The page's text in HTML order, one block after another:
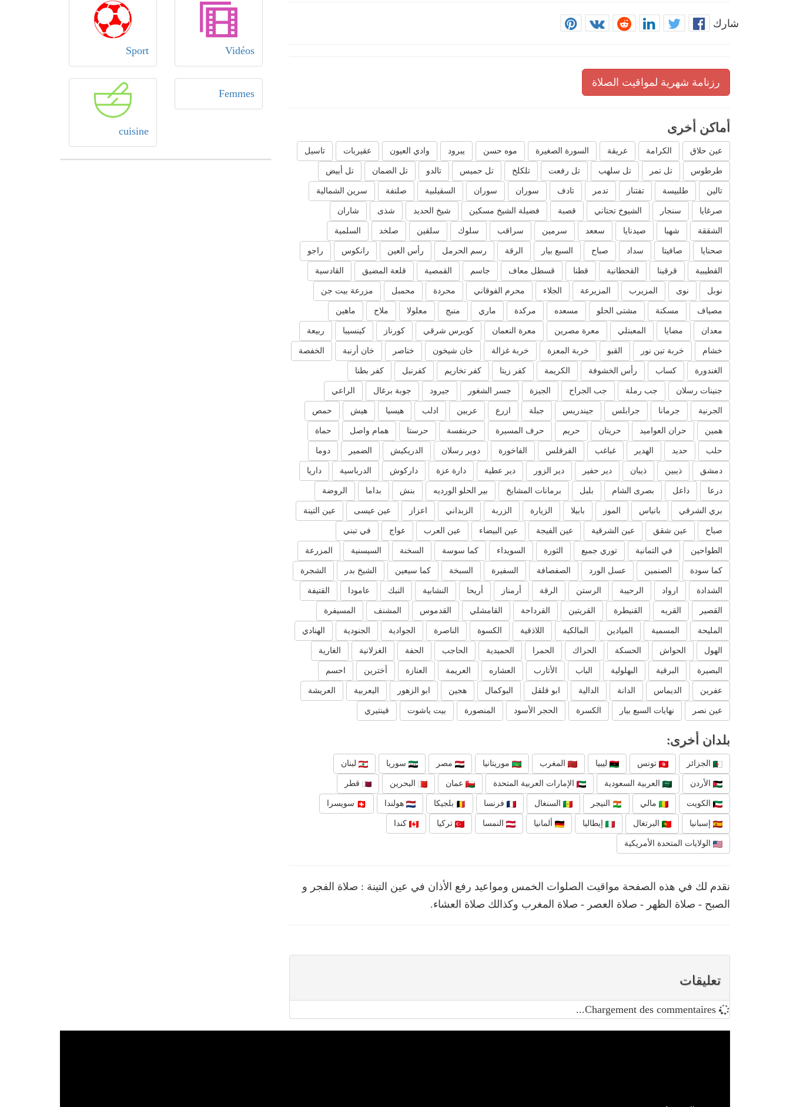
شارك
رزنامة شهرية لمواقيت الصلاة
أماكن أخرى
عين حلاق الكرامة عريقة السورة الصغيرة موه حسن يبرود وادي العيون عقيربات تاسيل
طرطوس تل تمر تل سلهب تل رفعت تلكلخ تل حميس تالدو تل الضمان تل أبيض
تالين طلبيسة تفتناز تدمر تادف سوران سوران السقيلبية صلنفة سرين الشمالية
صرغايا سنجار الشيوخ تحتاني قصبة فضيلة الشيخ مسكين شيخ الحديد شذى شاران
الشققة شهبا صيدنايا سععد سرمين سراقب سلوك سلقين صلخد السلمية
صحنايا صافيتا سداد صباح السبع بيار الرقة رسم الحرمل رأس العين رانكوس راجو
القطيبية قرقينا القحطانية قطنا قسطل معاف جاسم القمصية قلعة المضيق القادسية
نوبل نوى المزيرب المزيرعة الجلاء محرم الفوقاني محردة محمبل مزرعة بيت جن
مصياف مسكنة مشتى الحلو مسعده مركدة ماري منبج معلولا ملاح ماهين
معدان مضايا المعبتلي معرة مصرين معرة النعمان كويرس شرقي كورناز كينسيبا ربيعة
خشام خربة تين نور القبو خربة المعزة خربة غزالة خان شيخون خناصر خان أرنبة الخفصة
الغندورة كساب رأس الخشوفة الكريمة كفر زيتا كفر تخاريم كفرنبل كفر بطنا
جنينات رسلان جب رملة جب الجراح الجيزة جسر الشغور جيرود جوبة برغال الراعي
الجرنية جرمانا جرابلس جيندريس جبلة ازرع عربين ادلب هيسيا هيش حمص
همين حران العواميد حريتان حريم حرف المسيرة حربنفسة حرستا همام واصل حماة
حلب حديد الهدير غباغب الفرقلس الفاخورة دوير رسلان الدريكيش الضمير دوما
دمشق ذيبين ذيبان دير حفير دير الزور دير عطية دارة عزة داركوش الدرباسية داريا
درعا داعل بصرى الشام بلبل برمانات المشايخ بير الحلو الورديه بنش بداما الروضة
بري الشرقي بانياس الموز بابيلا الزيارة الزربة الزبداني اعزاز عين عيسى عين التينة
صباح عين شقق عين الشرقية عين الفيجة عين البيضاء عين العرب عواج في تبني
الطواحين في التمانية توري جميع الثورة السويداء كما سوسة السخنة السيسنية المزرعة
كما سودة الصنمين عسل الورد الصفصافة السفيرة السبخة كما سيعين الشيخ بدر الشجرة
الشدادة ارواد الرحيبة الرستن الرقة أرمناز أريحا النشابية النبك عامودا القتيفة
القصير القريه القنيطرة القريتين القرداحة القامشلي القدموس المشنف المسيفرة
المليحة المسمية الميادين المالكية اللاذقية الكسوة الناصرة الجوادية الجنودية الهنادي
الهول الحواش الحسكة الحراك الحمرا الحميدية الحاجب الحفة الغزلانية الغارية
البصيرة البرقية البهلولية الباب الأتارب العشاره العريمة العنازة أخترين احسم
عفرين الديماس الدانة الدالية ابو قلقل البوكمال هجين ابو الزهور اليعربية العريشة
عين نصر نهايات السبع بيار الكسرة الحجر الأسود المنصورة بيت ياشوت قينتيري
بلدان أخرى:
الجزائر تونس ليبيا المغرب موريتانيا مصر سوريا لبنان
الأردن العربية السعودية الإمارات العربية المتحدة عمان البحرين قطر
الكويت مالي النيجر السنغال فرنسا بلجيكا هولندا سويسرا
إسبانيا البرتغال إيطاليا ألمانيا النمسا تركيا كندا
الولايات المتحدة الأمريكية
نقدم لك في هذه الصفحة مواقيت الصلوات الخمس ومواعيد رفع الأذان في عين التينة : صلاة الفجر و
الصبح - صلاة الظهر - صلاة العصر - صلاة المغرب وكذالك صلاة العشاء.
تعليقات
Chargement des commentaires...
Vidéos
Sport
Femmes
cuisine